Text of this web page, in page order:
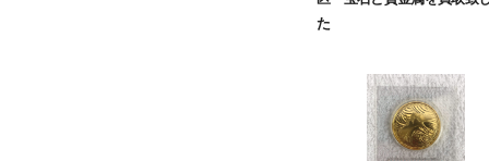
た